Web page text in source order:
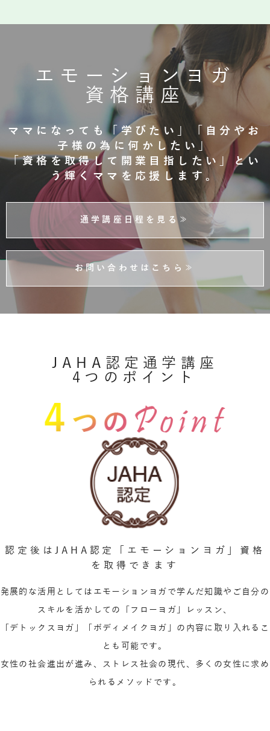
エモーションヨガ
資格講座
ママになっても「学びたい」「自分やお
子様の為に何かしたい」
「資格を取得して開業目指したい」とい
う輝くママを応援します。
通学講座日程を見る≫
お問い合わせはこちら≫
JAHA認定通学講座
4つのポイント
認定後はJAHA認定「エモーションヨガ」資格
を取得できます
発展的な活用としてはエモーションヨガで学んだ知識やご自分の
スキルを活かしての「フローヨガ」レッスン、
「デトックスヨガ」「ボディメイクヨガ」の内容に取り入れるこ
とも可能です。
女性の社会進出が進み、ストレス社会の現代、多くの女性に求め
られるメソッドです。